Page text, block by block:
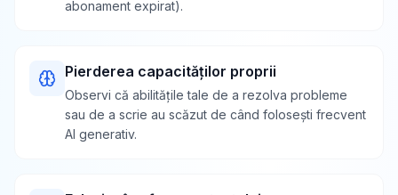
abonament expirat).
Pierderea capacităților proprii
Observi că abilitățile tale de a rezolva probleme
sau de a scrie au scăzut de când folosești frecvent
AI generativ.